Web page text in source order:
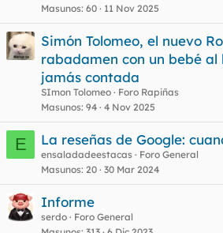
Masunos 60 11 Nov 2025
Simón Tolomeo, el nuevo
rabadamen con un bebé al
jamás contada
SImon Tolomeo
Foro Rapiñas
Masunos 94 4 Nov 2025
E La reseñas de Google:
ensaladadeestacas
Foro General
Masunos 20 30 Mar 2024
Informe
serdo
Foro General